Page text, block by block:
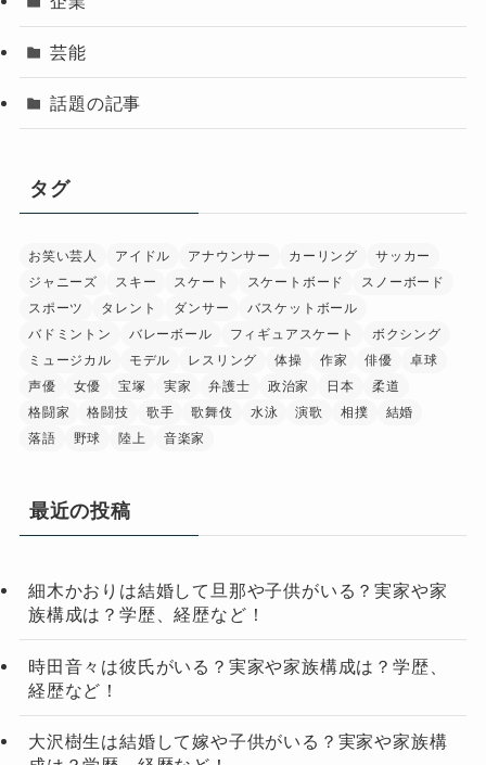
芸能
話題の記事
タグ
お笑い芸人 アイドル アナウンサー カーリング
サッカー
ジャニーズ
スキー スケート スケートボード
スノーボード
スポーツ
タレント ダンサー
バスケットボール
バドミントン
バレーボール フィギュアスケート
ボクシング
ミュージカル
モデル レスリング 体操 作家 俳優
卓球
声優
女優 宝塚 実家 弁護士 政治家 日本
柔道
格闘家
格闘技 歌手 歌舞伎 水泳 演歌 相撲
結婚
落語
野球 陸上 音楽家
最近の投稿
細木かおりは結婚して旦那や子供がいる？実家や家
族構成は？学歴、経歴など！
時田音々は彼氏がいる？実家や家族構成は？学歴、
経歴など！
大沢樹生は結婚して嫁や子供がいる？実家や家族構